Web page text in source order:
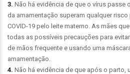
3. Não há evidência de que o vírus passe
da amamentação superam qualquer
COVID-19 pelo leite materno. As mães
todas as possíveis precauções para
de mãos frequente e usando uma
amamentação.
4. Não há evidência de que após o parto,